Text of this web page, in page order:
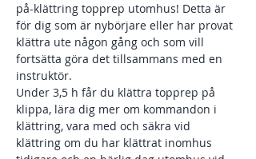
på-klättring topprep utomhus! Detta är
för dig som är nybörjare eller har provat
klättra ute någon gång och som vill
fortsätta göra det tillsammans med en
instruktör.
Under 3,5 h får du klättra topprep på
klippa, lära dig mer om kommandon i
klättring, vara med och säkra vid
klättring om du har klättrat inomhus